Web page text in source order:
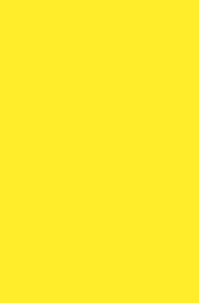
decisione: i dati
successo
soprattutto, non
un’opzione è
sono scelte